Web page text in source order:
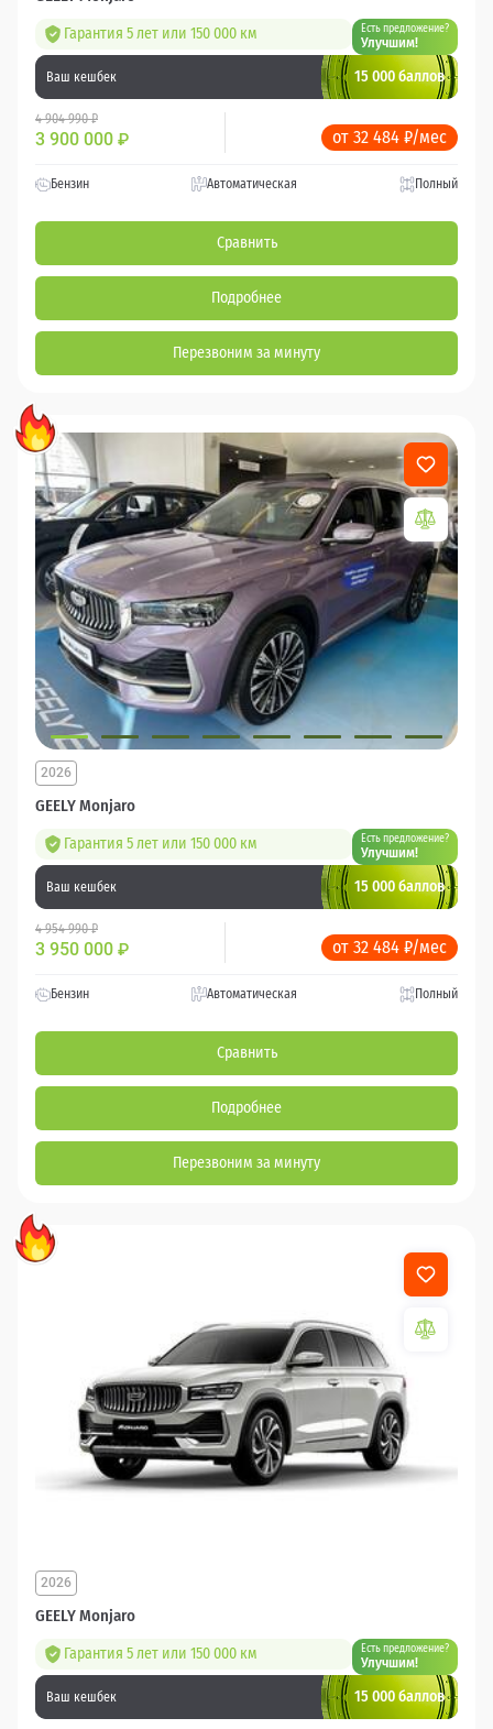
Гарантия 5 лет или 150 000 км Есть предложение?
Улучшим!
Ваш кешбек 15 000 баллов
4 904 990 ₽
3 900 000 ₽ от 32 484 ₽/мес
Бензин Автоматическая Полный
Сравнить
Подробнее
Перезвоним за минуту
GEELY Monjaro
2026
Гарантия 5 лет или 150 000 км Есть предложение?
Улучшим!
Ваш кешбек 15 000 баллов
4 954 990 ₽
3 950 000 ₽ от 32 484 ₽/мес
Бензин Автоматическая Полный
Сравнить
Подробнее
Перезвоним за минуту
GEELY Monjaro
2026
Гарантия 5 лет или 150 000 км Есть предложение?
Улучшим!
Ваш кешбек 15 000 баллов